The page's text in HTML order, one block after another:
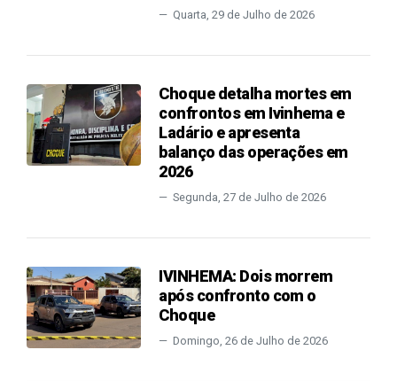
Quarta, 29 de Julho de 2026
Choque detalha mortes em
confrontos em Ivinhema e
Ladário e apresenta
balanço das operações em
2026
Segunda, 27 de Julho de 2026
IVINHEMA: Dois morrem
após confronto com o
Choque
Domingo, 26 de Julho de 2026